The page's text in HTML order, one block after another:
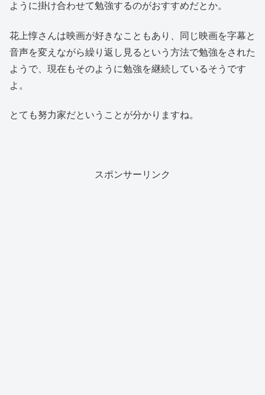
ように掛け合わせて勉強するのがおすすめだとか。
花上惇さんは映画が好きなこともあり、同じ映画を字幕と
音声を変えながら繰り返し見るという方法で勉強をされた
ようで、現在もそのように勉強を継続しているそうです
よ。
とても努力家だということが分かりますね。
スポンサーリンク